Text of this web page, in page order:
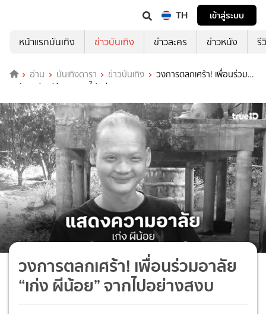
TH
เข้าสู่ระบบ
หน้าแรกบันเทิง
ข่าวบันเทิง ข่าวละคร ข่าวหนัง รี
อ่าน บันเทิงดารา ข่าวบันเทิง
วงการตลกเศร้า! เพื่อนร่วม
อาลัย “เก่ง ผีน้อย” จากไปอย่างสงบ
วงการตลกเศร้า! เพื่อนร่วมอาลัย
“เก่ง ผีน้อย” จากไปอย่างสงบ